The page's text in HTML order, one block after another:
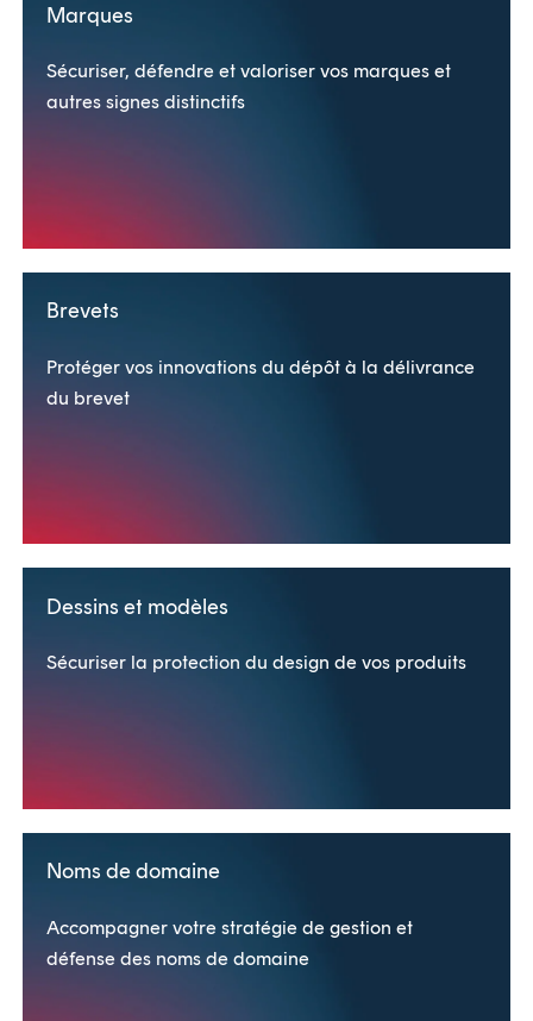
Marques
Sécuriser, défendre et valoriser vos marques et
autres signes distinctifs
Brevets
Protéger vos innovations du dépôt à la délivrance
du brevet
Dessins et modèles
Sécuriser la protection du design de vos produits
Noms de domaine
Accompagner votre stratégie de gestion et
défense des noms de domaine